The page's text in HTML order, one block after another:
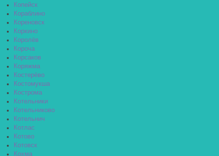
Копейск
Кораблино
Кореновск
Коркино
Королёв
Короча
Корсаков
Коряжма
Костерёво
Костомукша
Кострома
Котельники
Котельниково
Котельнич
Котлас
Котово
Котовск
Кохма